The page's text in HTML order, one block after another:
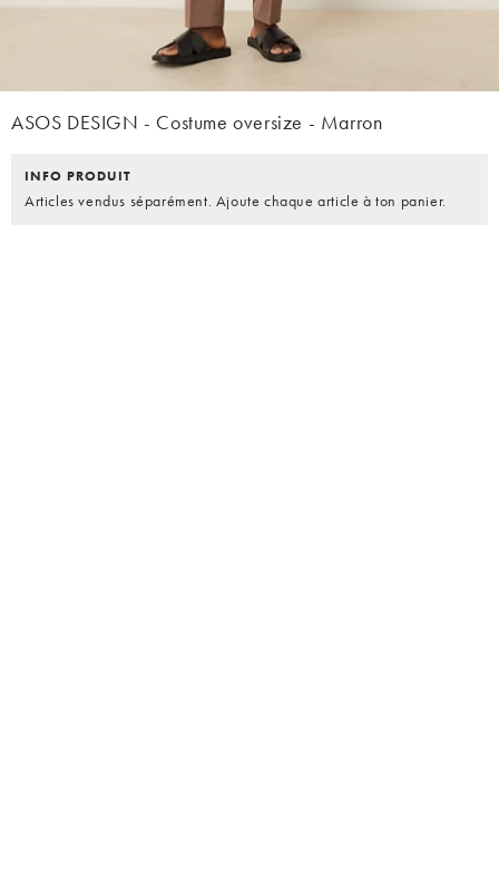
ASOS DESIGN - Costume oversize - Marron
INFO PRODUIT
Articles vendus séparément. Ajoute chaque article à ton panier.